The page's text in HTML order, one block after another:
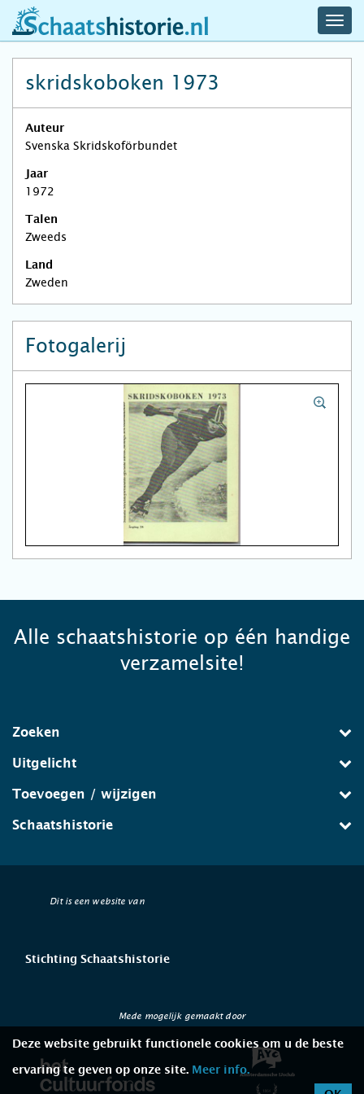
schaatshistorie.nl
skridskoboken 1973
Auteur
Svenska Skridskoförbundet
Jaar
1972
Talen
Zweeds
Land
Zweden
Fotogalerij
Alle schaatshistorie op één handige
verzamelsite!
Zoeken
Uitgelicht
Toevoegen / wijzigen
Schaatshistorie
Dit is een website van
Stichting Schaatshistorie
Mede mogelijk gemaakt door
Deze website gebruikt functionele cookies om u de beste
ervaring te geven op onze site. Meer info.